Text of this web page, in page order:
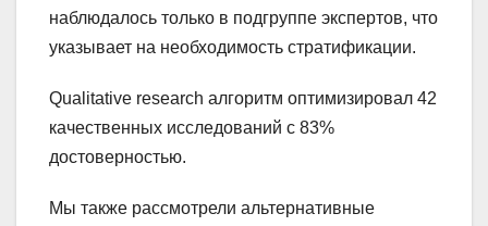
наблюдалось только в подгруппе экспертов, что
указывает на необходимость стратификации.
Qualitative research алгоритм оптимизировал 42
качественных исследований с 83%
достоверностью.
Мы также рассмотрели альтернативные